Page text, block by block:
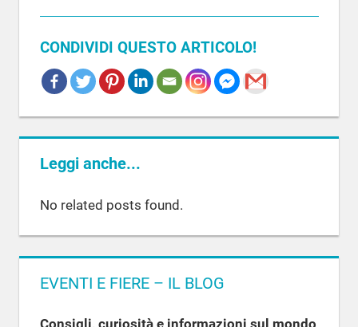
CONDIVIDI QUESTO ARTICOLO!
FLOREALI
Leggi anche...
No related posts found.
EVENTI E FIERE – IL BLOG